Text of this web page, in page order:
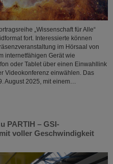
„Wissenschaft für Alle“
fort. Interessierte können
im Hörsaal von
internetfähigen Gerät wie
oder Tablet über einen Einwahllink
Videokonferenz einwählen. Das
August 2025, mit einem…
PARTIH – GSI-
voller Geschwindigkeit